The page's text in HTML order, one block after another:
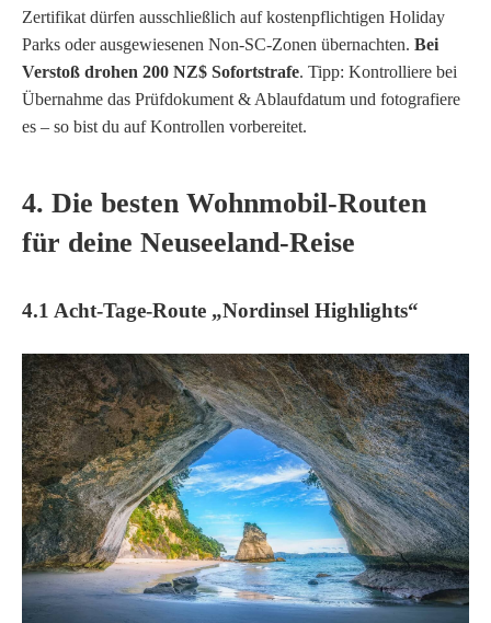
Zertifikat dürfen ausschließlich auf kostenpflichtigen Holiday
Parks oder ausgewiesenen Non-SC-Zonen übernachten. Bei
Verstoß drohen 200 NZ$ Sofortstrafe. Tipp: Kontrolliere bei
Übernahme das Prüfdokument & Ablaufdatum und fotografiere
es – so bist du auf Kontrollen vorbereitet.
4. Die besten Wohnmobil-Routen
für deine Neuseeland-Reise
4.1 Acht-Tage-Route „Nordinsel Highlights“